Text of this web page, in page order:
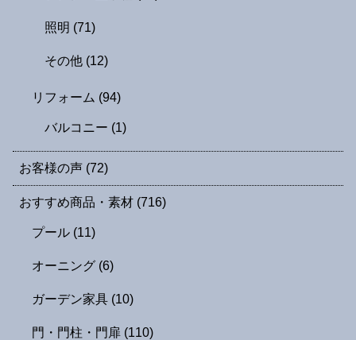
照明 (71)
その他 (12)
リフォーム (94)
バルコニー (1)
お客様の声 (72)
おすすめ商品・素材 (716)
プール (11)
オーニング (6)
ガーデン家具 (10)
門・門柱・門扉 (110)